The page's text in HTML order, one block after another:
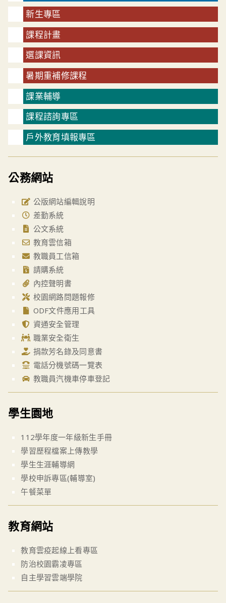
新生專區
課程計畫
選課資訊
暑期重補修課程
課業輔導
課程諮詢專區
戶外教育填報專區
公務網站
公版網站編輯說明
差勤系統
公文系統
教育雲信箱
教職員工信箱
請購系統
內控聲明書
校園網路問題報修
ODF文件應用工具
資通安全管理
職業安全衛生
捐款芳名錄及同意書
電話分機號碼一覽表
教職員汽機車停車登記
學生園地
112學年度一年級新生手冊
學習歷程檔案上傳教學
學生生涯輔導網
學校申訴專區(輔導室)
午餐菜單
教育網站
教育雲疫起線上看專區
防治校園霸凌專區
自主學習雲端學院